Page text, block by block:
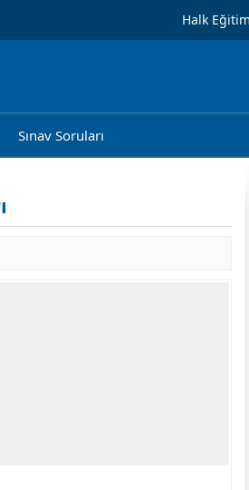
Halk
Sınav Soruları